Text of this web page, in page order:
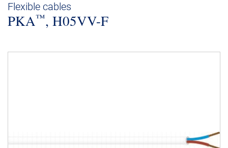
Downloads
Flexible cables
PKA™, H05VV-F